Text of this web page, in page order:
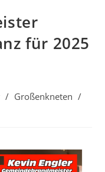
für 2025
/ Großenkneten /